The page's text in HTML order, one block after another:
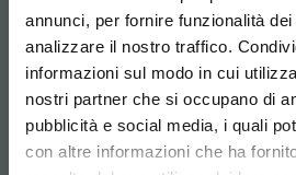
annunci, per fornire funzionalità
analizzare il nostro traffico.
informazioni sul modo in cui
nostri partner che si occupano di
pubblicità e social media, i quali
con altre informazioni che ha
Accessories for florists
Nursery products Shops
поделиться
Choose the country you
language for a better